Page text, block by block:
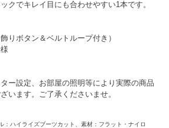
クでキレイ目にも合わせやすい1本です。
りボタン＆ベルトループ付き）
ー設定、お部屋の照明等により実際の商品
います。ご了承くださいませ。
ハイライズブーツカット、素材：フラット・ナイロ